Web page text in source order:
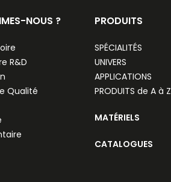
NOUS ?
R&D
Qualité
PRODUITS
SPÉCIALITÉS
UNIVERS
APPLICATIONS
PRODUITS de A à Z
MATÉRIELS
CATALOGUES